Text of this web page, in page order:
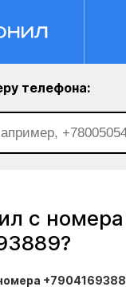
телефона:
с номера
?